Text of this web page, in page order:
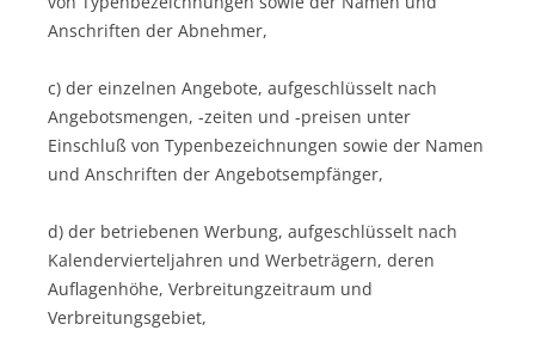
Anschriften der Abnehmer,
c) der einzelnen Angebote, aufgeschlüsselt nach
Angebotsmengen, -zeiten und -preisen unter
Einschluß von Typenbezeichnungen sowie der Namen
und Anschriften der Angebotsempfänger,
d) der betriebenen Werbung, aufgeschlüsselt nach
Kalendervierteljahren und Werbeträgern, deren
Auflagenhöhe, Verbreitungzeitraum und
Verbreitungsgebiet,